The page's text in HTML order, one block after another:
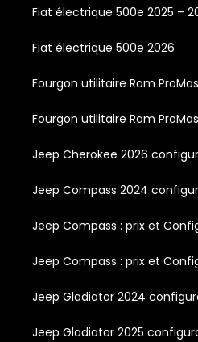
Fiat électrique 500e 2025 –
Fiat électrique 500e 2026
Fourgon utilitaire Ram
Fourgon utilitaire Ram
Jeep Cherokee 2026
Jeep Compass 2024
Jeep Compass : prix et
Jeep Compass : prix et
Jeep Gladiator 2024
Jeep Gladiator 2025